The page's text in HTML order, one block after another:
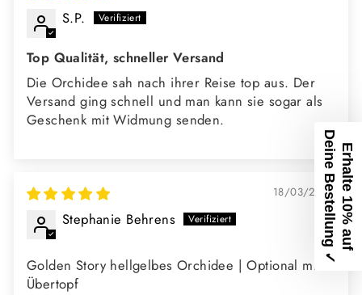
S.P.
Top Qualität, schneller Versand
Die Orchidee sah nach ihrer Reise top aus. Der
Versand ging schnell und man kann sie sogar als
Geschenk mit Widmung senden.
18/03/2025
Stephanie Behrens
Golden Story hellgelbes Orchidee | Optional mit
Übertopf
E
r
h
a
l
t
e
1
0
%
a
u
f
De
i
n
e
B
e
s
t
e
l
l
u
n
g
✓